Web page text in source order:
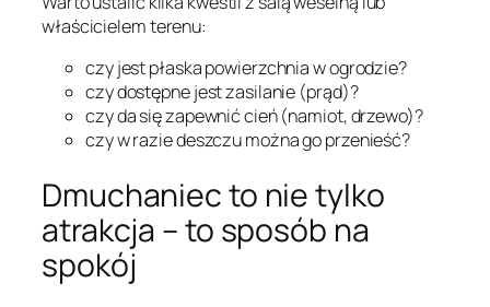
właścicielem terenu:
czy jest płaska powierzchnia w ogrodzie?
czy dostępne jest zasilanie (prąd)?
czy da się zapewnić cień (namiot, drzewo)?
czy w razie deszczu można go przenieść?
Dmuchaniec to nie tylko
atrakcja – to sposób na
spokój